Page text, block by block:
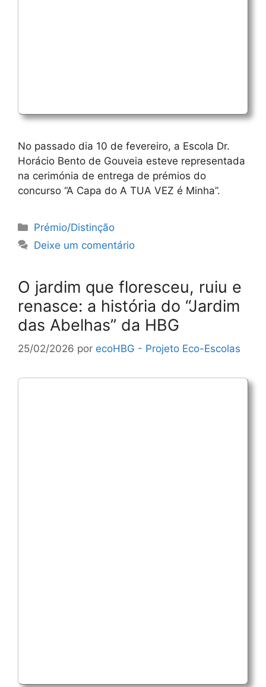
No passado dia 10 de fevereiro, a Escola Dr.
Horácio Bento de Gouveia esteve representada
na cerimónia de entrega de prémios do
concurso “A Capa do A TUA VEZ é Minha”.
Categorias
Prémio/Distinção
Deixe um comentário
O jardim que floresceu, ruiu e
renasce: a história do “Jardim
das Abelhas” da HBG
25/02/2026 por ecoHBG - Projeto Eco-Escolas